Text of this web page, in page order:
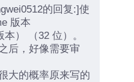
的回复:]使
版本
） （32 位）。
后，好像需要审
大的概率原来写的